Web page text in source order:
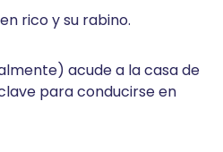
rico y su rabino.
acude a la casa de
para conducirse en